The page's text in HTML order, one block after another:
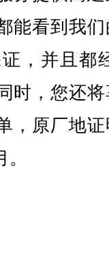
能看到我
，并且都
时，您还
，原厂地